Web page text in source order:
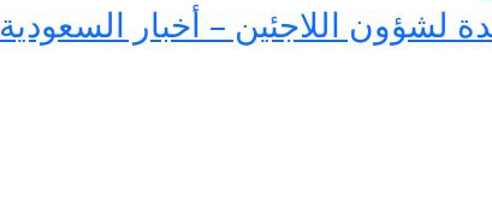
لشؤون اللاجئين – أخبار السعودية